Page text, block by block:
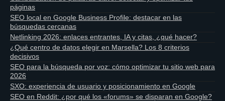
páginas
SEO local en Google Business Profile: destacar en las
búsquedas cercanas
Netlinking 2026: enlaces entrantes, IA y citas, ¿qué hacer?
¿Qué centro de datos elegir en Marsella? Los 8 criterios
decisivos
SEO para la búsqueda por voz: cómo optimizar tu sitio web para
2026
SXO: experiencia de usuario y posicionamiento en Google
SEO en Reddit: ¿por qué los «forums» se disparan en Google?